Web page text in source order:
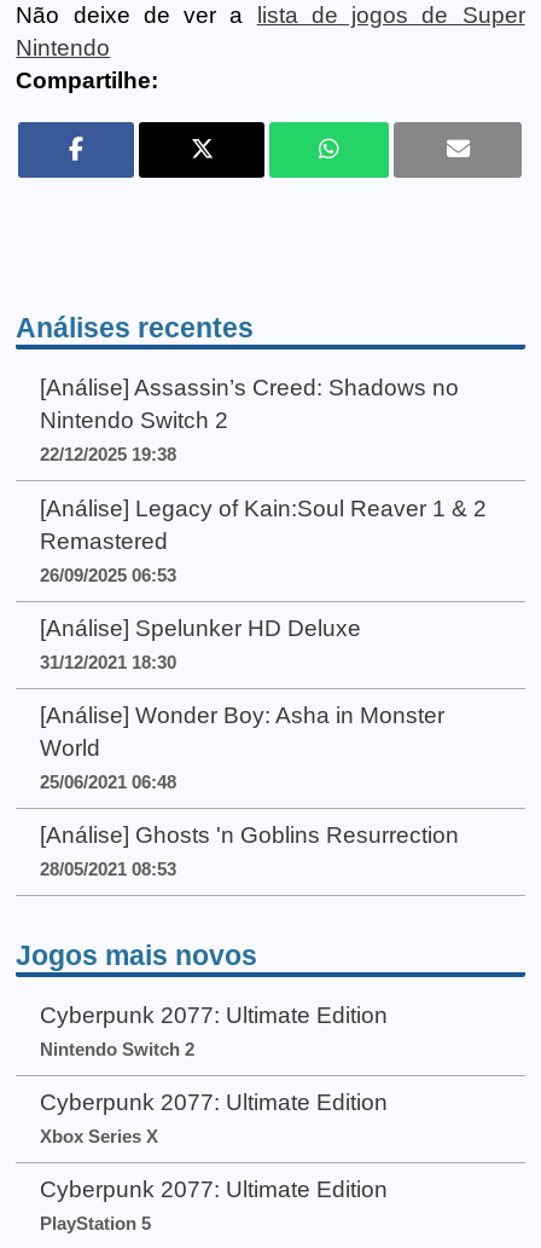
Não deixe de ver a
lista de jogos de Super
Nintendo
Compartilhe:
Análises recentes
[Análise] Assassin’s Creed: Shadows no
Nintendo Switch 2
22/12/2025 19:38
[Análise] Legacy of Kain:Soul Reaver 1 & 2
Remastered
26/09/2025 06:53
[Análise] Spelunker HD Deluxe
31/12/2021 18:30
[Análise] Wonder Boy: Asha in Monster
World
25/06/2021 06:48
[Análise] Ghosts 'n Goblins Resurrection
28/05/2021 08:53
Jogos mais novos
Cyberpunk 2077: Ultimate Edition
Nintendo Switch 2
Cyberpunk 2077: Ultimate Edition
Xbox Series X
Cyberpunk 2077: Ultimate Edition
PlayStation 5